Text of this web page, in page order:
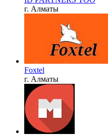
г. Алматы
Foxtel
г. Алматы